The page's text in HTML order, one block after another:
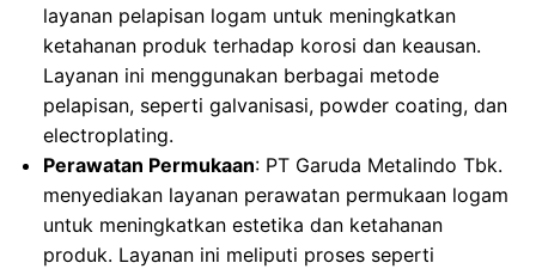
layanan pelapisan logam untuk meningkatkan
ketahanan produk terhadap korosi dan keausan.
Layanan ini menggunakan berbagai metode
pelapisan, seperti galvanisasi, powder coating, dan
electroplating.
Perawatan Permukaan: PT Garuda Metalindo Tbk.
menyediakan layanan perawatan permukaan logam
untuk meningkatkan estetika dan ketahanan
produk. Layanan ini meliputi proses seperti